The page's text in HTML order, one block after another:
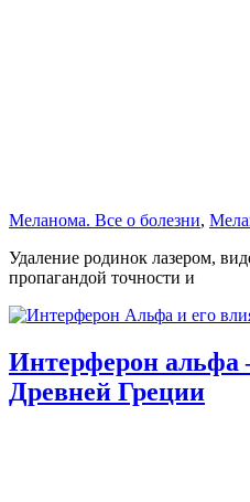
Меланома. Все о болезни,
Удаление родинок лазером,
пропагандой точности и
Интерферон
Древней Греции